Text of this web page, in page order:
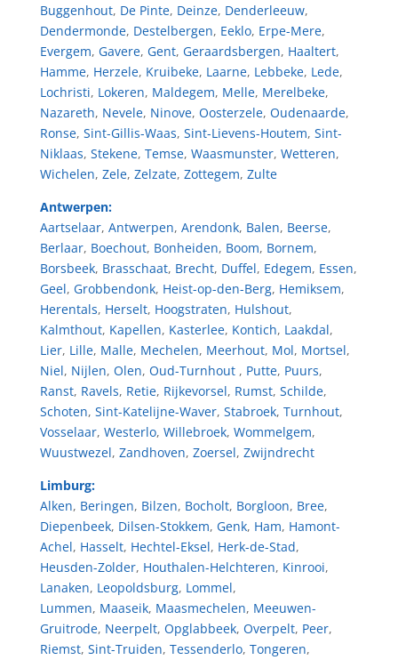
Buggenhout, De Pinte, Deinze, Denderleeuw,
Dendermonde, Destelbergen, Eeklo, Erpe-Mere,
Evergem, Gavere, Gent, Geraardsbergen, Haaltert,
Hamme, Herzele, Kruibeke, Laarne, Lebbeke, Lede,
Lochristi, Lokeren, Maldegem, Melle, Merelbeke,
Nazareth, Nevele, Ninove, Oosterzele, Oudenaarde,
Ronse, Sint-Gillis-Waas, Sint-Lievens-Houtem, Sint-
Niklaas, Stekene, Temse, Waasmunster, Wetteren,
Wichelen, Zele, Zelzate, Zottegem, Zulte
Antwerpen:
Aartselaar, Antwerpen, Arendonk, Balen, Beerse,
Berlaar, Boechout, Bonheiden, Boom, Bornem,
Borsbeek, Brasschaat, Brecht, Duffel, Edegem, Essen,
Geel, Grobbendonk, Heist-op-den-Berg, Hemiksem,
Herentals, Herselt, Hoogstraten, Hulshout,
Kalmthout, Kapellen, Kasterlee, Kontich, Laakdal,
Lier, Lille, Malle, Mechelen, Meerhout, Mol, Mortsel,
Niel, Nijlen, Olen, Oud-Turnhout , Putte, Puurs,
Ranst, Ravels, Retie, Rijkevorsel, Rumst, Schilde,
Schoten, Sint-Katelijne-Waver, Stabroek, Turnhout,
Vosselaar, Westerlo, Willebroek, Wommelgem,
Wuustwezel, Zandhoven, Zoersel, Zwijndrecht
Limburg:
Alken, Beringen, Bilzen, Bocholt, Borgloon, Bree,
Diepenbeek, Dilsen-Stokkem, Genk, Ham, Hamont-
Achel, Hasselt, Hechtel-Eksel, Herk-de-Stad,
Heusden-Zolder, Houthalen-Helchteren, Kinrooi,
Lanaken, Leopoldsburg, Lommel,
Lummen, Maaseik, Maasmechelen, Meeuwen-
Gruitrode, Neerpelt, Opglabbeek, Overpelt, Peer,
Riemst, Sint-Truiden, Tessenderlo, Tongeren,